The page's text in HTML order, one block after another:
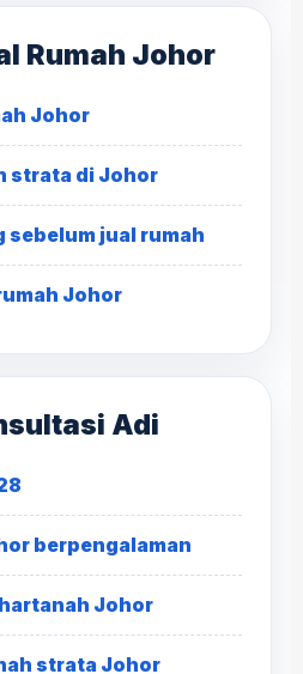
Rumah Johor
Johor
strata di Johor
sebelum jual rumah
Johor
Adi
berpengalaman
Johor
strata Johor